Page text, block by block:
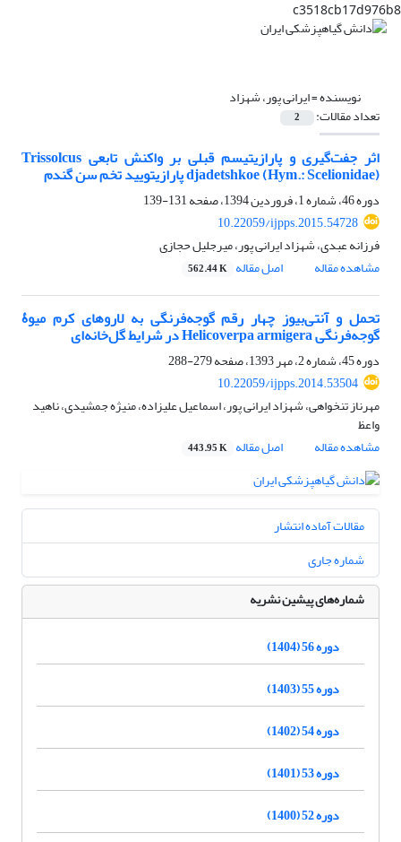
c3518cb17d976b8
نویسنده =ایرانی پور، شهزاد
تعداد مقالات: 2
اثر جفت‌گیری و پارازیتیسم قبلی بر واکنش تابعی Trissolcus
djadetshkoe (Hym.: Scelionidae) پارازیتویید تخم سن گندم
دوره 46، شماره 1، فروردین 1394، صفحه
131-139
10.22059/ijpps.2015.54728
فرزانه عبدی، شهزاد ایرانی پور، میرجلیل حجازی
مشاهده مقاله
اصل مقاله 562.44 K
تحمل و آنتی‌بیوز چهار رقم گوجه‌فرنگی به لاروهای کرم میوۀ
گوجه‌فرنگی Helicoverpa armigera در شرایط گل‌خانه‌ای
دوره 45، شماره 2، مهر 1393، صفحه
279-288
10.22059/ijpps.2014.53504
مهرناز تنخواهی، شهزاد ایرانی پور، اسماعیل علیزاده، منیژه جمشیدی، ناهید
واعظ
مشاهده مقاله
اصل مقاله 443.95 K
مقالات آماده انتشار
شماره جاری
شماره‌های پیشین نشریه
دوره 56 (1404)
دوره 55 (1403)
دوره 54 (1402)
دوره 53 (1401)
دوره 52 (1400)